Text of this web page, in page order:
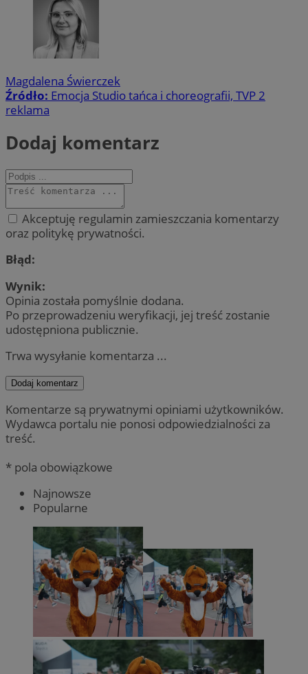
Magdalena Świerczek
Źródło: Emocja Studio tańca i choreografii, TVP 2
reklama
Dodaj komentarz
Akceptuję regulamin zamieszczania komentarzy
oraz politykę prywatności.
Błąd:
Wynik:
Opinia została pomyślnie dodana.
Po przeprowadzeniu weryfikacji, jej treść zostanie
udostępniona publicznie.
Trwa wysyłanie komentarza ...
Dodaj komentarz
Komentarze są prywatnymi opiniami użytkowników.
Wydawca portalu nie ponosi odpowiedzialności za
treść.
* pola obowiązkowe
Najnowsze
Popularne